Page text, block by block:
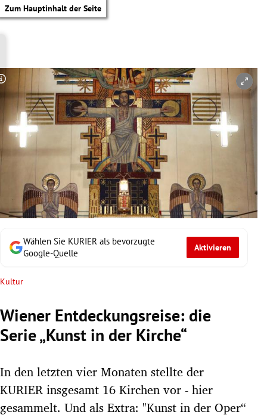
Zum Hauptinhalt der Seite
Untermenü
Untermenü
Untermenü
Untermenü
Untermenü
Untermenü
Wählen Sie KURIER als bevorzugte
Google-Quelle
Aktivieren
Kultur
Wiener Entdeckungsreise: die
Serie „Kunst in der Kirche“
In den letzten vier Monaten stellte der
KURIER insgesamt 16 Kirchen vor - hier
gesammelt. Und als Extra: "Kunst in der Oper“
Copyright-Hinweis öffnen/schließen